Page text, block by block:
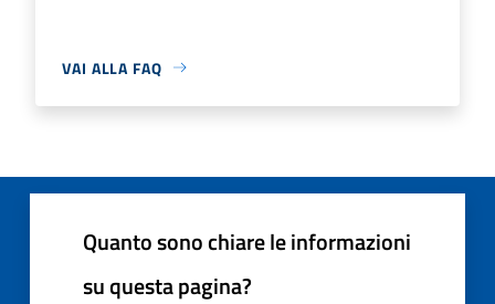
VAI ALLA FAQ
Quanto sono chiare le informazioni
su questa pagina?